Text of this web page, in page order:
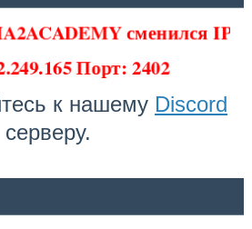
сменился IP
Порт: 2402
к нашему Discord
серверу.